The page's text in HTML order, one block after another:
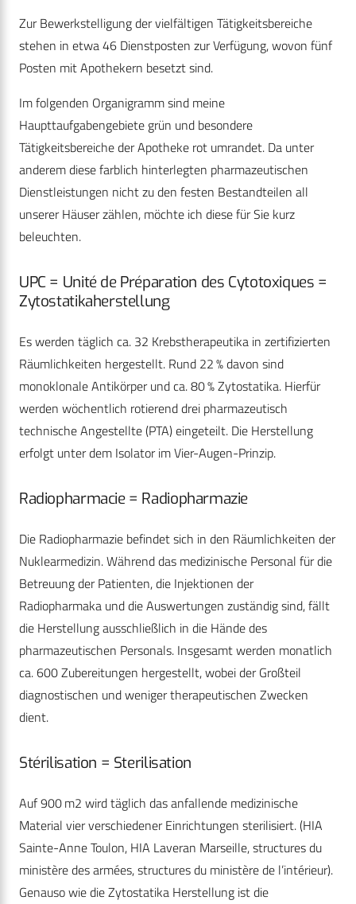
Zur Bewerkstelligung der vielfältigen Tätigkeitsbereiche
stehen in etwa 46 Dienstposten zur Verfügung, wovon fünf
Posten mit Apothekern besetzt sind.
Im folgenden Organigramm sind meine
Haupttaufgabengebiete grün und besondere
Tätigkeitsbereiche der Apotheke rot umrandet. Da unter
anderem diese farblich hinterlegten pharmazeutischen
Dienstleistungen nicht zu den festen Bestandteilen all
unserer Häuser zählen, möchte ich diese für Sie kurz
beleuchten.
UPC = Unité de Préparation des Cyto­toxiques =
Zytostatikaherstellung
Es werden täglich ca. 32 Krebstherapeutika in zertifizierten
Räumlichkeiten hergestellt. Rund 22 % davon sind
monoklonale Antikörper und ca. 80 % Zytostatika. Hierfür
werden wöchentlich rotierend drei pharmazeutisch
technische Angestellte (PTA) eingeteilt. Die Herstellung
erfolgt unter dem Isolator im Vier-Augen-Prinzip.
Radiopharmacie = Radiopharmazie
Die Radiopharmazie befindet sich in den Räumlichkeiten der
Nuklearmedizin. Während das medizinische Personal für die
Betreuung der Patienten, die Injektionen der
Radiopharmaka und die Auswertungen zuständig sind, fällt
die Herstellung ausschließlich in die Hände des
pharmazeutischen Personals. Insgesamt werden monatlich
ca. 600 Zubereitungen hergestellt, wobei der Großteil
diagnostischen und weniger therapeutischen Zwecken
dient.
Stérilisation = Sterilisation
Auf 900 m2 wird täglich das anfallende medizinische
Material vier verschiedener Einrichtungen sterilisiert. (HIA
Sainte-Anne Toulon, HIA Laveran Marseille, structures du
ministère des armées, structures du ministère de l’intérieur).
Genauso wie die Zytostatika Herstellung ist die